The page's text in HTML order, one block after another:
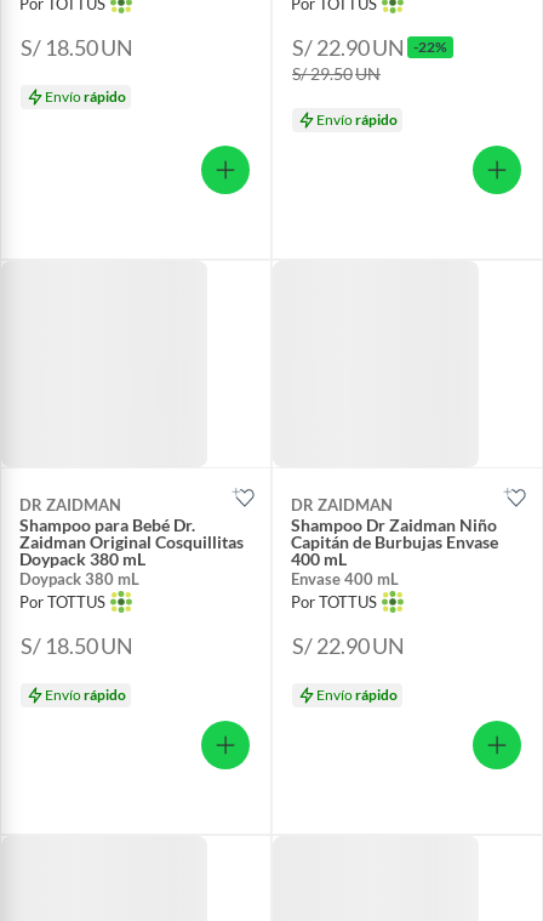
S/ 18.50UN
Envíorápido
S/ 22.90UN -22%
S/ 29.50UN
Envíorápido
DR ZAIDMAN
Shampoo para Bebé Dr.
Zaidman Original Cosquillitas
Doypack 380 mL
Doypack 380 mL
Por TOTTUS
S/ 18.50UN
Envíorápido
DR ZAIDMAN
Shampoo Dr Zaidman Niño
Capitán de Burbujas Envase
400 mL
Envase 400 mL
Por TOTTUS
S/ 22.90UN
Envíorápido